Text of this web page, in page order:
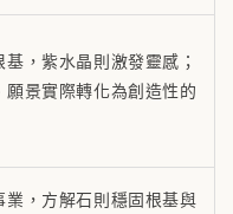
，紫水晶則激發靈感；
景實際轉化為創造性的
，方解石則穩固根基與